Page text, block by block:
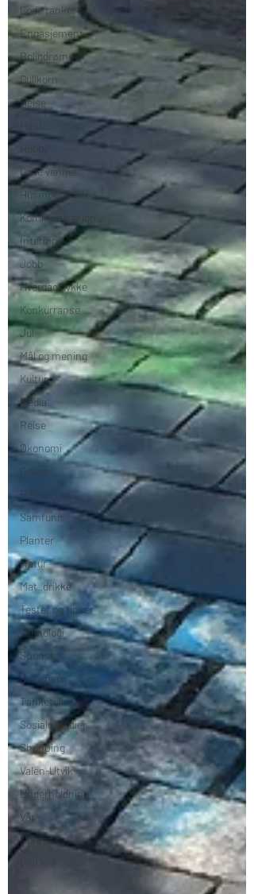
Gode tanker
Engasjement
Boligdrøm
Gullkorn
Helse
Høst
Hobby
Gode venner
Husmor på vift
Kommunikasjon
Interiør
Jobb
Hverdagslykke
Konkurranse
Jul
Mål og mening
Kultur
Media
Reise
Økonomi
Orden
Romantikk
Samfunn
Planter
Natur
Mat_drikke
Tester og tipser
Teknologi
Sponset
Sommer
Tanketull
Sosiale Medier
Shopping
Valen-Utvik
Underholdning
Vår
Uorden
Vinter